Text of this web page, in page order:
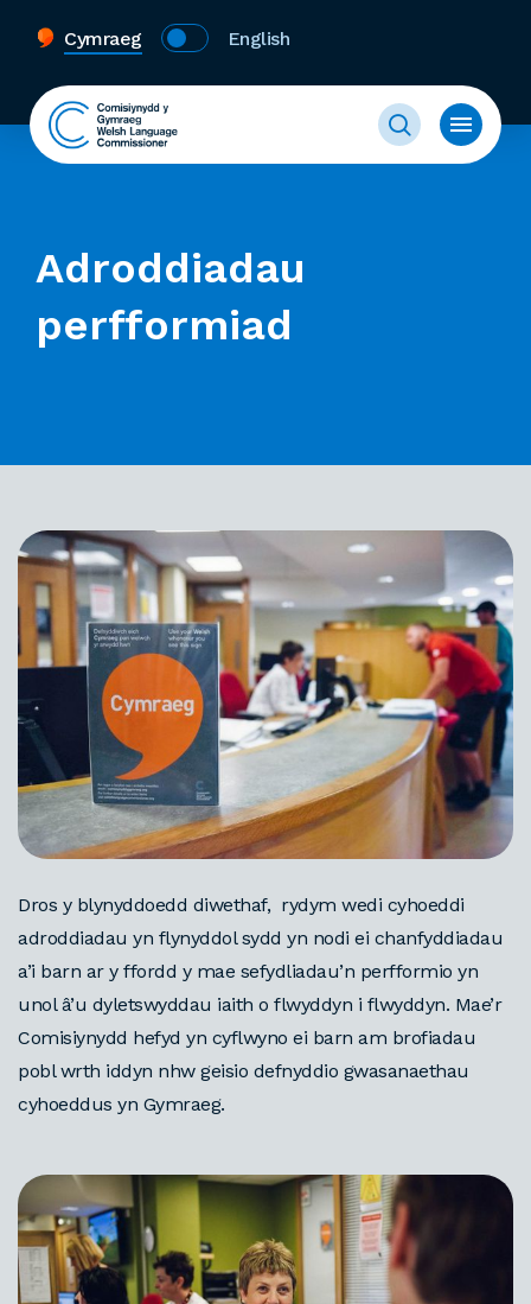
Cymraeg English
Adroddiadau
perfformiad
Dros y blynyddoedd diwethaf, rydym wedi cyhoeddi
adroddiadau yn flynyddol sydd yn nodi ei chanfyddiadau
a’i barn ar y ffordd y mae sefydliadau’n perfformio yn
unol â’u dyletswyddau iaith o flwyddyn i flwyddyn. Mae’r
Comisiynydd hefyd yn cyflwyno ei barn am brofiadau
pobl wrth iddyn nhw geisio defnyddio gwasanaethau
cyhoeddus yn Gymraeg.